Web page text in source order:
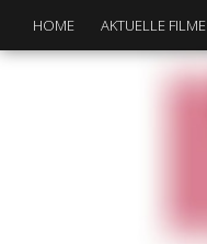
HOME AKTUELLE FILME